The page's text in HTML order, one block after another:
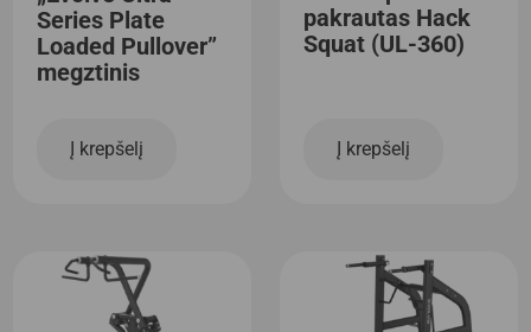
Series Plate
Loaded Pullover”
megztinis
Į krepšelį
pakrautas Hack
Squat (UL-360)
Į krepšelį